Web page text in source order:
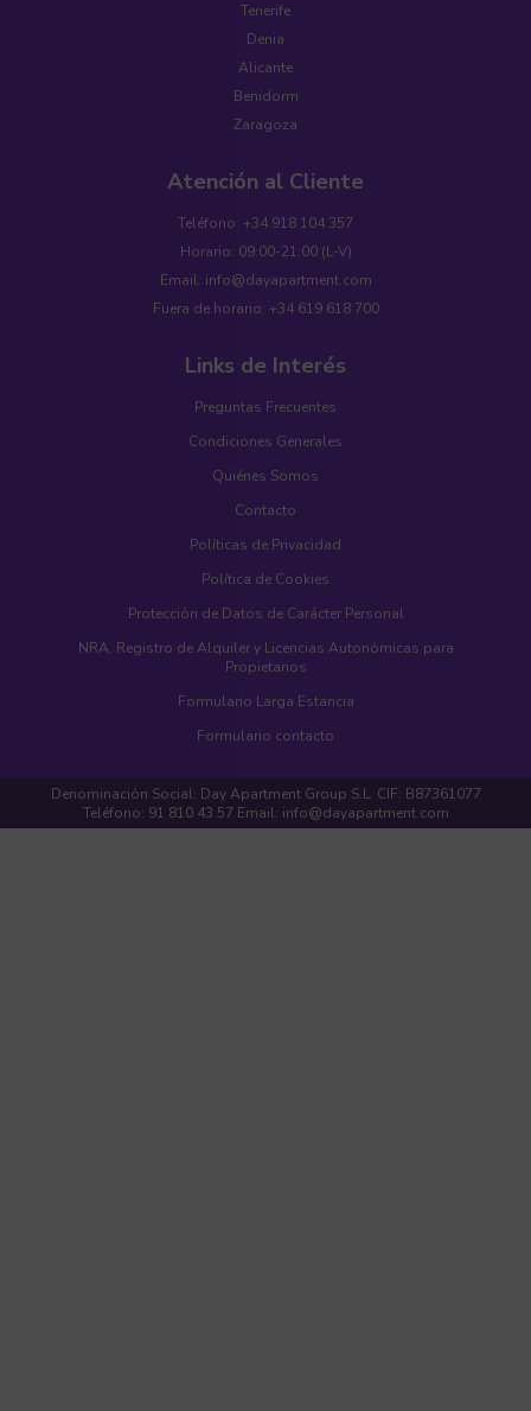
Tenerife
Denia
Alicante
Benidorm
Zaragoza
Atención al Cliente
Teléfono: +34 918 104 357
Horario: 09:00-21:00 (L-V)
Email: info@dayapartment.com
Fuera de horario: +34 619 618 700
Links de Interés
Preguntas Frecuentes
Condiciones Generales
Quiénes Somos
Contacto
Políticas de Privacidad
Política de Cookies
Protección de Datos de Carácter Personal
NRA, Registro de Alquiler y Licencias Autonómicas para
Propietarios
Formulario Larga Estancia
Formulario contacto
Denominación Social: Day Apartment Group S.L. CIF: B87361077
Teléfono: 91 810 43 57 Email: info@dayapartment.com